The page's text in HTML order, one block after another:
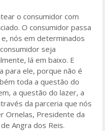
o consumidor com
O consumidor passa
nós em determinados
seja
lá em baixo. E
para ele, porque não é
toda a questão do
a questão do lazer, a
da parceria que nós
Ornelas, Presidente da
Angra dos Reis.